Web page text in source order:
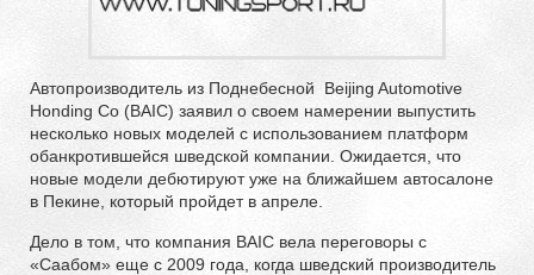
Автопроизводитель из Поднебесной Beijing Automotive
Honding Co (BAIC) заявил о своем намерении выпустить
несколько новых моделей с использованием платформ
обанкротившейся шведской компании. Ожидается, что
новые модели дебютируют уже на ближайшем автосалоне
в Пекине, который пройдет в апреле.
Дело в том, что компания BAIC вела переговоры с
«Саабом» еще с 2009 года, когда шведский производитель